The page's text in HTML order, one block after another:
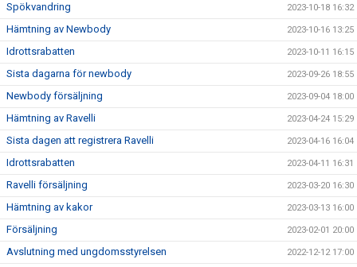
Spökvandring 2023-10-18 16:32
Hämtning av Newbody 2023-10-16 13:25
Idrottsrabatten 2023-10-11 16:15
Sista dagarna för newbody 2023-09-26 18:55
Newbody försäljning 2023-09-04 18:00
Hämtning av Ravelli 2023-04-24 15:29
Sista dagen att registrera Ravelli 2023-04-16 16:04
Idrottsrabatten 2023-04-11 16:31
Ravelli försäljning 2023-03-20 16:30
Hämtning av kakor 2023-03-13 16:00
Försäljning 2023-02-01 20:00
Avslutning med ungdomsstyrelsen 2022-12-12 17:00